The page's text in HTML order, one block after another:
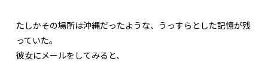
たしかその場所は沖縄だったような、うっすらとした記憶が残
っていた。
彼女にメールをしてみると、